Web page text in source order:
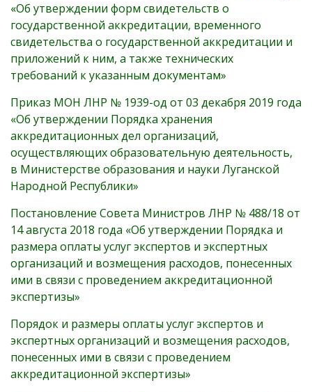
«Об утверждении форм свидетельств о
государственной аккредитации, временного
свидетельства о государственной аккредитации и
приложений к ним, а также технических
требований к указанным документам»
Приказ МОН ЛНР № 1939-од от 03 декабря 2019 года
«Об утверждении Порядка хранения
аккредитационных дел организаций,
осуществляющих образовательную деятельность,
в Министерстве образования и науки Луганской
Народной Республики»
Постановление Совета Министров ЛНР № 488/18 от
14 августа 2018 года «Об утверждении Порядка и
размера оплаты услуг экспертов и экспертных
организаций и возмещения расходов, понесенных
ими в связи с проведением аккредитационной
экспертизы»
Порядок и размеры оплаты услуг экспертов и
экспертных организаций и возмещения расходов,
понесенных ими в связи с проведением
аккредитационной экспертизы»